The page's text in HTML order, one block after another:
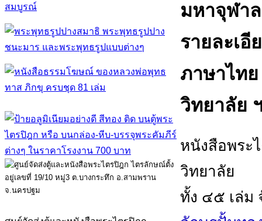
สมบูรณ์
รายละเ
ภาษาไท
วิทยาลัย
หนังสือพระ
วิทยาลัย
ทั้ง ๔๕ เล่ม